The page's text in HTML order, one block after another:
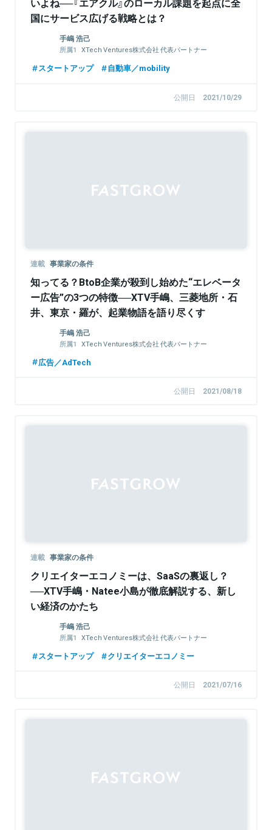
国にサービス広げる戦略とは？
手嶋 浩己
XTech Ventures株式会社 代表パートナー
スタートアップ 自動車／mobility
公開日 2021/10/29
連載 事業家の条件
知ってる？BtoB企業が殺到し始めた“エレベータ
ー広告”の3つの特徴──XTV手嶋、三菱地所・石
井、東京・羅が、起業物語を語り尽くす
手嶋 浩己
XTech Ventures株式会社 代表パートナー
広告／AdTech
公開日 2021/08/18
連載 事業家の条件
クリエイターエコノミーは、SaaSの裏返し？
──XTV手嶋・Natee小島が徹底解説する、新し
い経済のかたち
手嶋 浩己
XTech Ventures株式会社 代表パートナー
スタートアップ クリエイターエコノミー
公開日 2021/07/16